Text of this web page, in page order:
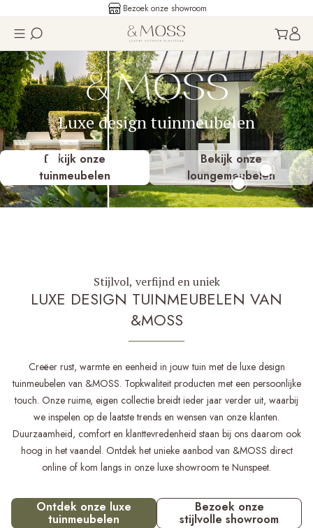
Bezoek onze showroom
Luxe design tuinmeubelen
Bekijk onze
tuinmeubelen
Bekijk onze
loungemeubelen
Stijlvol, verfijnd en uniek
LUXE DESIGN TUINMEUBELEN VAN
&MOSS
Creëer rust, warmte en eenheid in jouw tuin met de luxe design
tuinmeubelen van &MOSS. Topkwaliteit producten met een persoonlijke
touch. Onze ruime, eigen collectie breidt ieder jaar verder uit, waarbij
we inspelen op de laatste trends en wensen van onze klanten.
Duurzaamheid, comfort en klanttevredenheid staan bij ons daarom ook
hoog in het vaandel. Ontdek het unieke aanbod van &MOSS direct
online of kom langs in onze luxe showroom te Nunspeet.
Ontdek onze luxe
tuinmeubelen
Bezoek onze
stijlvolle showroom